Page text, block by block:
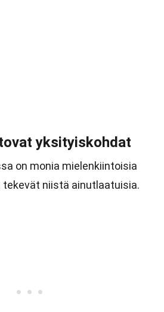
yksityiskohdat
on monia mielenkiintoisia
niistä ainutlaatuisia.